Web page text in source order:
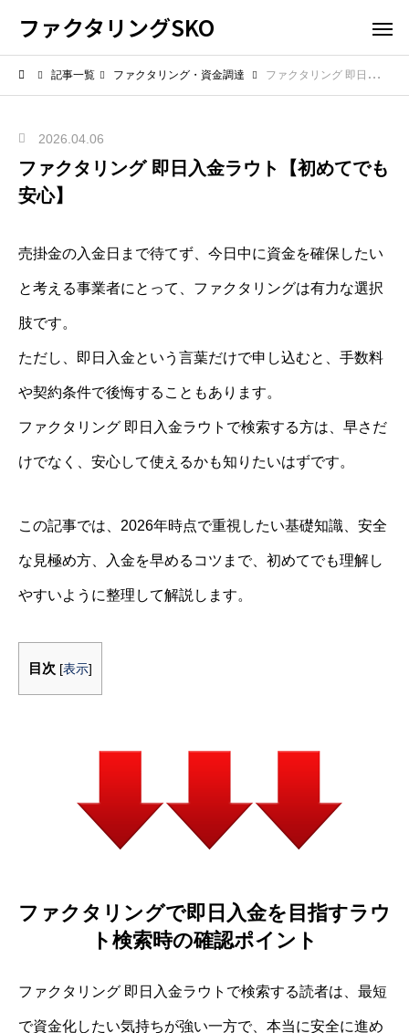
ファクタリングSKO
記事一覧 ファクタリング・資金調達 ファクタリング 即日入金ラウト【初めてでも安心】
2026.04.06
ファクタリング 即日入金ラウト【初めてでも
安心】
売掛金の入金日まで待てず、今日中に資金を確保したい
と考える事業者にとって、ファクタリングは有力な選択
肢です。
ただし、即日入金という言葉だけで申し込むと、手数料
や契約条件で後悔することもあります。
ファクタリング 即日入金ラウトで検索する方は、早さだ
けでなく、安心して使えるかも知りたいはずです。
この記事では、2026年時点で重視したい基礎知識、安全
な見極め方、入金を早めるコツまで、初めてでも理解し
やすいように整理して解説します。
目次 [表示]
ファクタリングで即日入金を目指すラウ
ト検索時の確認ポイント
ファクタリング 即日入金ラウトで検索する読者は、最短
で資金化したい気持ちが強い一方で、本当に安全に進め